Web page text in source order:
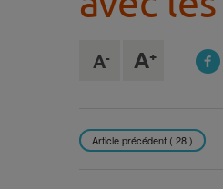
Article précédent ( 28 )